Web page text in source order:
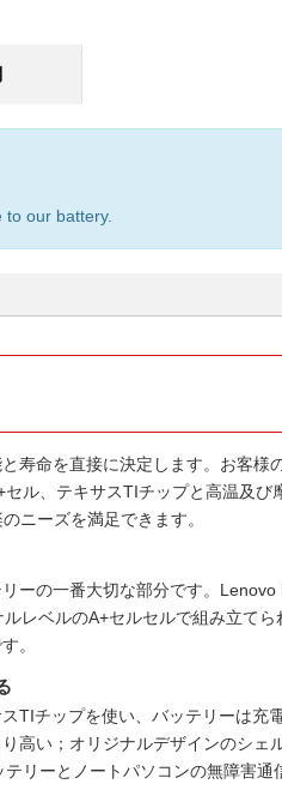
to our battery.
寿命を直接に決定します。お客様
ル、テキサスTIチップと高温及び
ニーズを満足できます。
ーの一番大切な部分です。 Lenovo
ルレベルのA+セルセルで組み立てら
。
TIチップを使い、バッテリーは充
高い；オリジナルデザインのシェ
リーとノートパソコンの無障害通